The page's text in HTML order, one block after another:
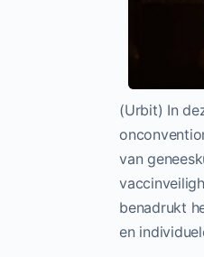
(Urbit) In
van
benadrukt
en